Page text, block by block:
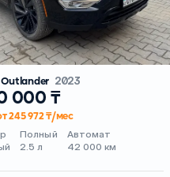
2023
000 ₸
245 972 ₸/мес
Полный
2.5 л
Автомат
42 000 км